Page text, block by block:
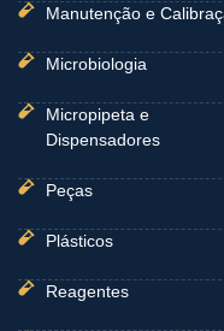
Manutenção e
Microbiologia
Micropipeta e
Dispensadores
Peças
Plásticos
Reagentes